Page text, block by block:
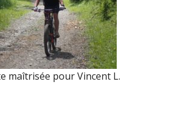
maîtrisée pour Vincent L.